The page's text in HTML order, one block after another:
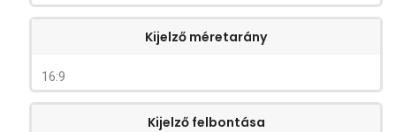
Kijelző méretarány
16:9
Kijelző felbontása